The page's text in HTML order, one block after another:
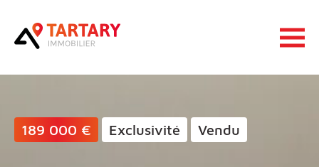
Ouvrir
189 000 € Exclusivité Vendu